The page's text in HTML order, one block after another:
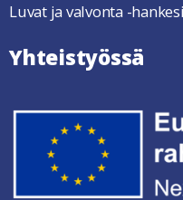
Luvat ja valvonta -
Yhteistyössä